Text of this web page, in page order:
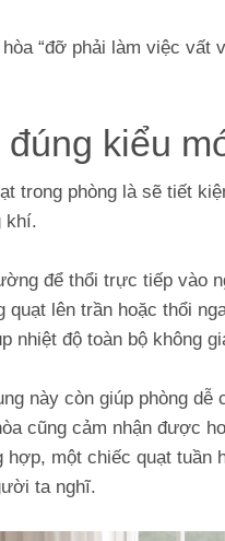
“đỡ phải làm việc vất
kiểu
trong phòng là sẽ tiết
khí.
để thổi trực tiếp vào
lên trần hoặc thổi
nhiệt độ toàn bộ không
này còn giúp phòng
cũng cảm nhận được
một chiếc quạt tuần
ta nghĩ.